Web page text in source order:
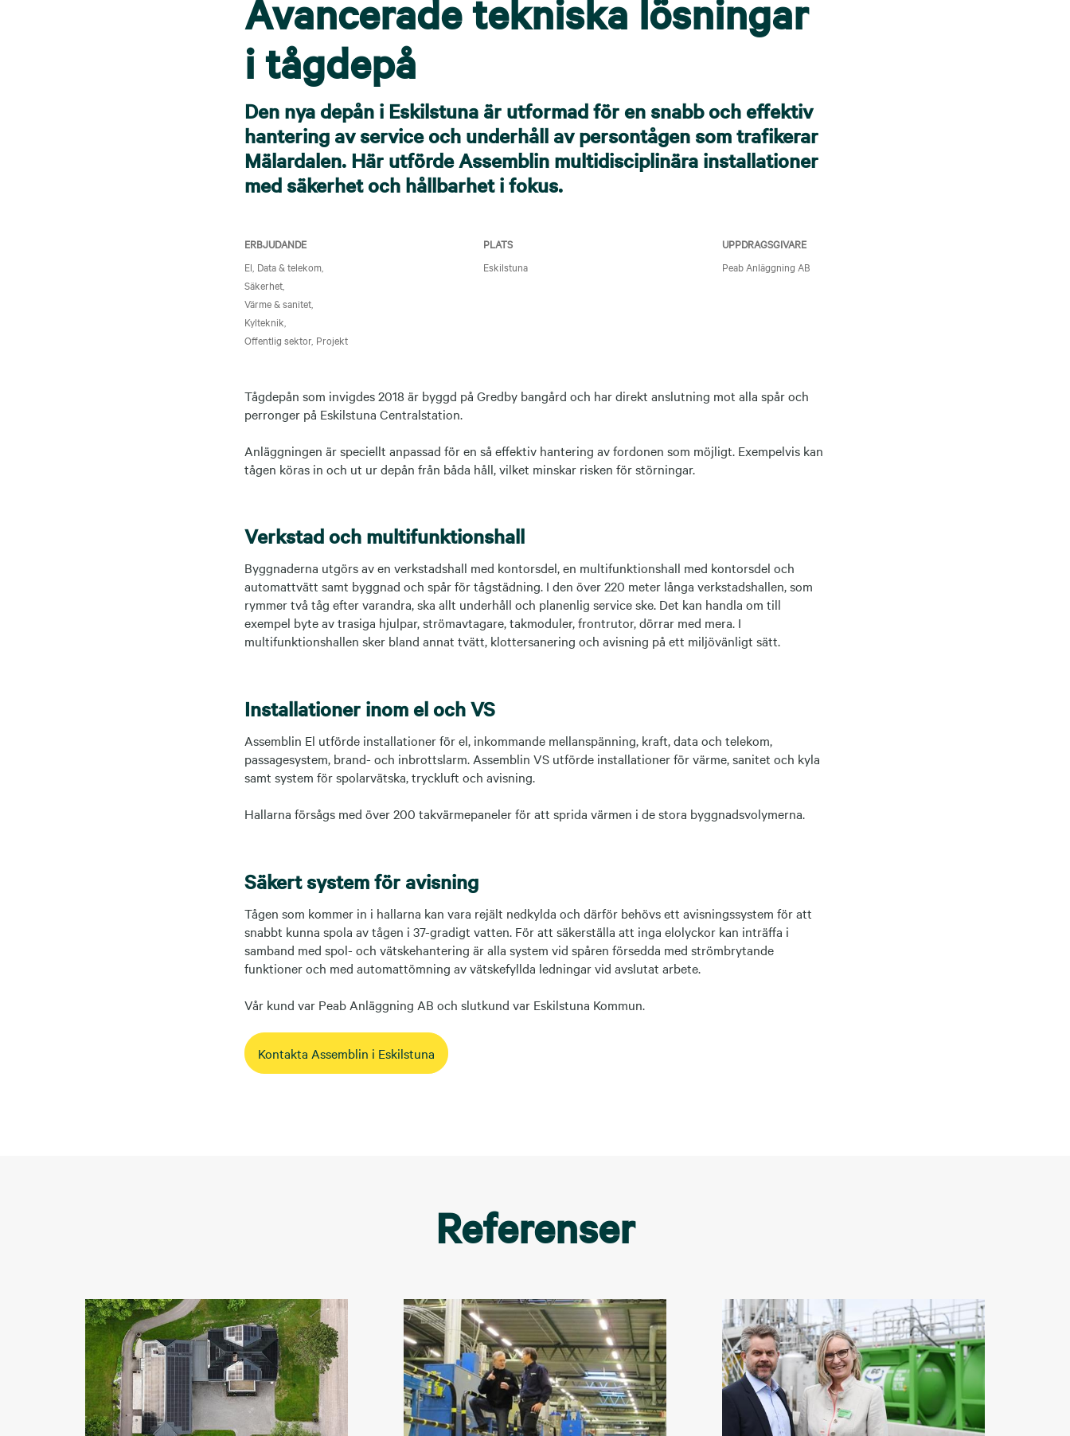
Avancerade tekniska lösningar
i tågdepå
Den nya depån i Eskilstuna är utformad för en snabb och effektiv
hantering av service och underhåll av persontågen som trafikerar
Mälardalen. Här utförde Assemblin multidisciplinära installationer
med säkerhet och hållbarhet i fokus.
ERBJUDANDE
El Data & telekom
Säkerhet
Värme & sanitet
Kylteknik
Offentlig sektor Projekt
PLATS
Eskilstuna
UPPDRAGSGIVARE
Peab Anläggning AB
Tågdepån som invigdes 2018 är byggd på Gredby bangård och har direkt anslutning mot alla spår och
perronger på Eskilstuna Centralstation.
Anläggningen är speciellt anpassad för en så effektiv hantering av fordonen som möjligt. Exempelvis kan
tågen köras in och ut ur depån från båda håll, vilket minskar risken för störningar.
Verkstad och multifunktionshall
Byggnaderna utgörs av en verkstadshall med kontorsdel, en multifunktionshall med kontorsdel och
automattvätt samt byggnad och spår för tågstädning. I den över 220 meter långa verkstadshallen, som
rymmer två tåg efter varandra, ska allt underhåll och planenlig service ske. Det kan handla om till
exempel byte av trasiga hjulpar, strömavtagare, takmoduler, frontrutor, dörrar med mera. I
multifunktionshallen sker bland annat tvätt, klottersanering och avisning på ett miljövänligt sätt.
Installationer inom el och VS
Assemblin El utförde installationer för el, inkommande mellanspänning, kraft, data och telekom,
passagesystem, brand- och inbrottslarm. Assemblin VS utförde installationer för värme, sanitet och kyla
samt system för spolarvätska, tryckluft och avisning.
Hallarna försågs med över 200 takvärmepaneler för att sprida värmen i de stora byggnadsvolymerna.
Säkert system för avisning
Tågen som kommer in i hallarna kan vara rejält nedkylda och därför behövs ett avisningssystem för att
snabbt kunna spola av tågen i 37-gradigt vatten. För att säkerställa att inga elolyckor kan inträffa i
samband med spol- och vätskehantering är alla system vid spåren försedda med strömbrytande
funktioner och med automattömning av vätskefyllda ledningar vid avslutat arbete.
Vår kund var Peab Anläggning AB och slutkund var Eskilstuna Kommun.
Kontakta Assemblin i Eskilstuna
Referenser